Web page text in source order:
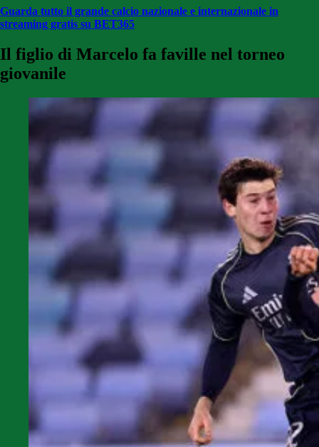
Guarda tutto il grande calcio nazionale e internazionale in
streaming gratis su BET365
Il figlio di Marcelo fa faville nel torneo
giovanile